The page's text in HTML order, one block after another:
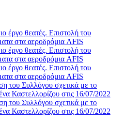
έργο θεατές. Επιστολή του
στα αεροδρόμια AFIS
έργο θεατές. Επιστολή του
στα αεροδρόμια AFIS
έργο θεατές. Επιστολή του
στα αεροδρόμια AFIS
του Συλλόγου σχετικά με το
Καστελλορίζου στις 16/07/2022
του Συλλόγου σχετικά με το
Καστελλορίζου στις 16/07/2022